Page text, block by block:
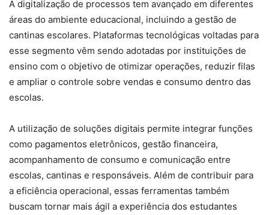
A digitalização de processos tem avançado em diferentes
áreas do ambiente educacional, incluindo a gestão de
cantinas escolares. Plataformas tecnológicas voltadas para
esse segmento vêm sendo adotadas por instituições de
ensino com o objetivo de otimizar operações, reduzir filas
e ampliar o controle sobre vendas e consumo dentro das
escolas.
A utilização de soluções digitais permite integrar funções
como pagamentos eletrônicos, gestão financeira,
acompanhamento de consumo e comunicação entre
escolas, cantinas e responsáveis. Além de contribuir para
a eficiência operacional, essas ferramentas também
buscam tornar mais ágil a experiência dos estudantes